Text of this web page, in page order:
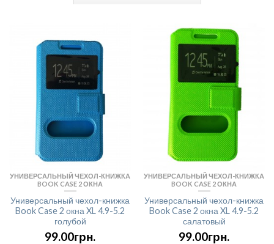
УНИВЕРСАЛЬНЫЙ ЧЕХОЛ-КНИЖКА
BOOK CASE 2 ОКНА
Универсальный чехол-книжка
Book Case 2 окна XL 4.9-5.2
голубой
99.00грн.
УНИВЕРСАЛЬНЫЙ ЧЕХОЛ-КНИЖКА
BOOK CASE 2 ОКНА
Универсальный чехол-книжка
Book Case 2 окна XL 4.9-5.2
салатовый
99.00грн.